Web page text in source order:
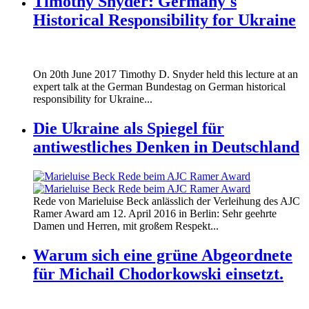
Historical Responsibility for Ukraine
On 20th June 2017 Timothy D. Snyder held this lecture at an
expert talk at the German Bundestag on German historical
responsibility for Ukraine...
Die Ukraine als Spiegel für
antiwestliches Denken in Deutschland
160412_ramer_award.jpg
160412_ramer_award.jpg
Rede von Marieluise Beck anlässlich der Verleihung des AJC
Ramer Award am 12. April 2016 in Berlin: Sehr geehrte
Damen und Herren, mit großem Respekt...
Warum sich eine grüne Abgeordnete
für Michail Chodorkowski einsetzt.